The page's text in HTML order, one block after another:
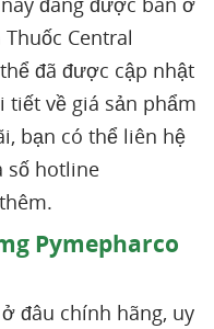
Central
đã được cập nhật
tiết về giá sản phẩm
bạn có thể liên hệ
số hotline
Pymepharco
đâu chính hãng, uy